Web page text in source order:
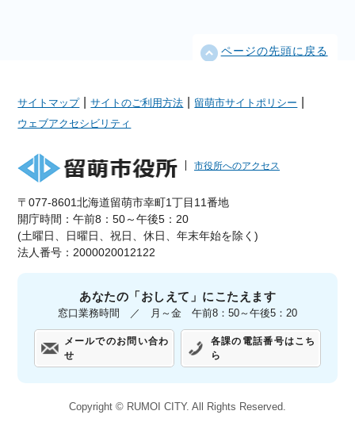
ページの先頭に戻る
サイトマップ サイトのご利用方法 留萌市サイトポリシー
ウェブアクセシビリティ
市役所へのアクセス
〒077-8601北海道留萌市幸町1丁目11番地
開庁時間：午前8：50～午後5：20
(土曜日、日曜日、祝日、休日、年末年始を除く)
法人番号：2000020012122
あなたの「おしえて」にこたえます
窓口業務時間 ／ 月～金 午前8：50～午後5：20
メールでのお問い合わ
せ
各課の電話番号はこち
ら
Copyright © RUMOI CITY. All Rights Reserved.